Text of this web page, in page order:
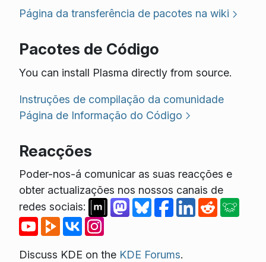
Página da transferência de pacotes na wiki
Pacotes de Código
You can install Plasma directly from source.
Instruções de compilação da comunidade
Página de Informação do Código
Reacções
Poder-nos-á comunicar as suas reacções e
obter actualizações nos nossos canais de
redes sociais:
Discuss KDE on the KDE Forums.